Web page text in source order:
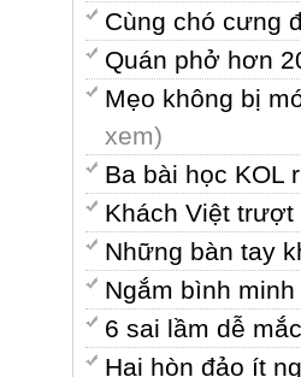
Cùng chó cưng
Quán phở hơn
Mẹo không bị
xem)
Ba bài học KOL
Khách Việt
Những bàn tay
Ngắm bình
6 sai lầm dễ
Hai hòn đảo ít